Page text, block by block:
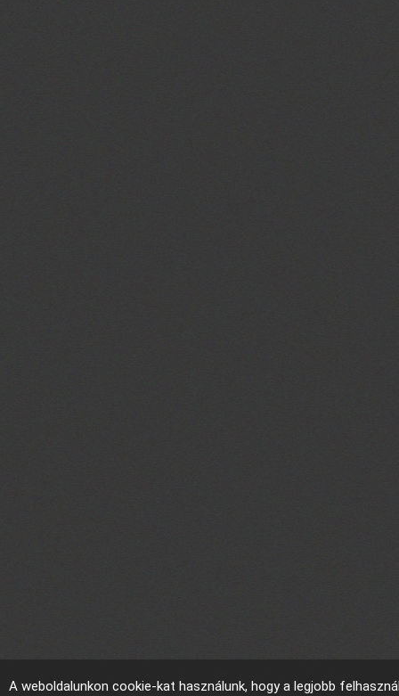
A weboldalunkon cookie-kat használunk, hogy a legjobb